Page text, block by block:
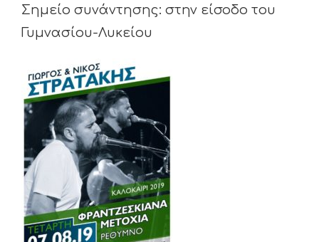
Σημείο συνάντησης: στην είσοδο του
Γυμνασίου-Λυκείου